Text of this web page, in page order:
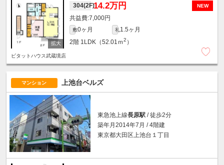
NEW
304(2F)14.2万円
7,000円
敷0ヶ月 礼1.5ヶ月
2階 1LDK（52.01ｍ2 ）
ピタットハウス武蔵境店
マンション 上池台ベルズ
東急池上線長原駅 / 徒歩2分
築年月2014年7月 / 4階建
東京都大田区上池台１丁目